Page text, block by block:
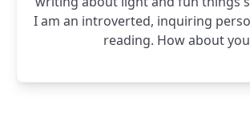
I am an introverted, inquiring
reading. How about